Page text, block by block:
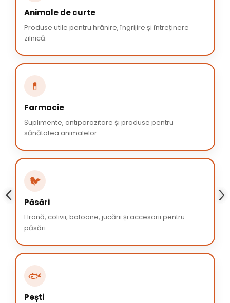
Animale de curte
Produse utile pentru hrănire, îngrijire și întreținere
zilnică.
💊
Farmacie
Suplimente, antiparazitare și produse pentru
sănătatea animalelor.
🐦
Păsări
Hrană, colivii, batoane, jucării și accesorii pentru
păsări.
🐟
Pești